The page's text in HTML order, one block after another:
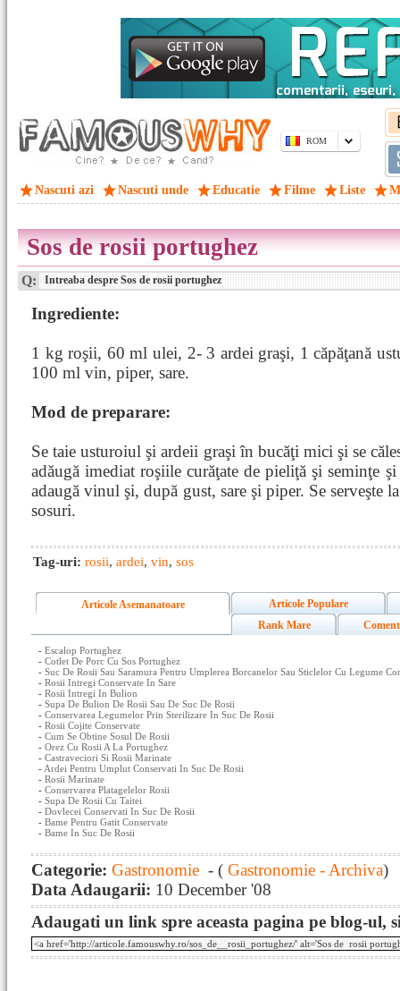
ROM
Nascuti azi Nascuti unde Educatie Filme Liste
Sos de rosii portughez
Q: Intreaba despre Sos de rosii portughez
Ingrediente:
1 kg roşii, 60 ml ulei, 2- 3 ardei graşi, 1 căpăţană
100 ml vin, piper, sare.
Mod de preparare:
Se taie usturoiul şi ardeii graşi în bucăţi mici şi se
adăugă imediat roşiile curăţate de pieliţă şi seminţe
adaugă vinul şi, după gust, sare şi piper. Se serveşte
sosuri.
Tag-uri: rosii, ardei, vin, sos
Articole Asemanatoare
Articole Populare
Rank Mare
- Escalop Portughez
- Cotlet De Porc Cu Sos Portughez
- Suc De Rosii Sau Saramura Pentru Umplerea Borcanelor Sau Sticlelor Cu Legume
- Rosii Intregi Conservate In Sare
- Rosii Intregi In Bulion
- Supa De Bulion De Rosii Sau De Suc De Rosii
- Conservarea Legumelor Prin Sterilizare In Suc De Rosii
- Rosii Cojite Conservate
- Cum Se Obtine Sosul De Rosii
- Orez Cu Rosii A La Portughez
- Castraveciori Si Rosii Marinate
- Ardei Pentru Umplut Conservati In Suc De Rosii
- Rosii Marinate
- Conservarea Platagelelor Rosii
- Supa De Rosii Cu Taitei
- Dovlecei Conservati In Suc De Rosii
- Bame Pentru Gatit Conservate
- Bame In Suc De Rosii
Categorie: Gastronomie - ( Gastronomie - Archiva)
Data Adaugarii: 10 December '08
Adaugati un link spre aceasta pagina pe blog-ul,